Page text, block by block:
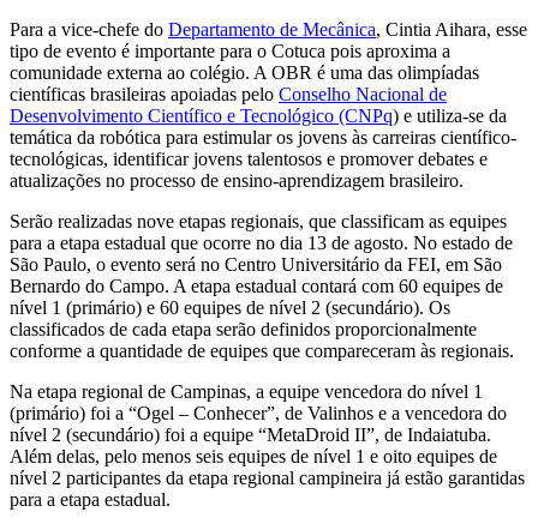
Para a vice-chefe do Departamento de Mecânica, Cintia Aihara, esse
tipo de evento é importante para o Cotuca pois aproxima a
comunidade externa ao colégio. A OBR é uma das olimpíadas
científicas brasileiras apoiadas pelo Conselho Nacional de
Desenvolvimento Científico e Tecnológico (CNPq) e utiliza-se da
temática da robótica para estimular os jovens às carreiras científico-
tecnológicas, identificar jovens talentosos e promover debates e
atualizações no processo de ensino-aprendizagem brasileiro.
Serão realizadas nove etapas regionais, que classificam as equipes
para a etapa estadual que ocorre no dia 13 de agosto. No estado de
São Paulo, o evento será no Centro Universitário da FEI, em São
Bernardo do Campo. A etapa estadual contará com 60 equipes de
nível 1 (primário) e 60 equipes de nível 2 (secundário). Os
classificados de cada etapa serão definidos proporcionalmente
conforme a quantidade de equipes que compareceram às regionais.
Na etapa regional de Campinas, a equipe vencedora do nível 1
(primário) foi a “Ogel – Conhecer”, de Valinhos e a vencedora do
nível 2 (secundário) foi a equipe “MetaDroid II”, de Indaiatuba.
Além delas, pelo menos seis equipes de nível 1 e oito equipes de
nível 2 participantes da etapa regional campineira já estão garantidas
para a etapa estadual.